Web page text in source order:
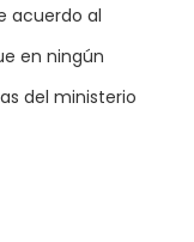
acuerdo al
en ningún
del ministerio